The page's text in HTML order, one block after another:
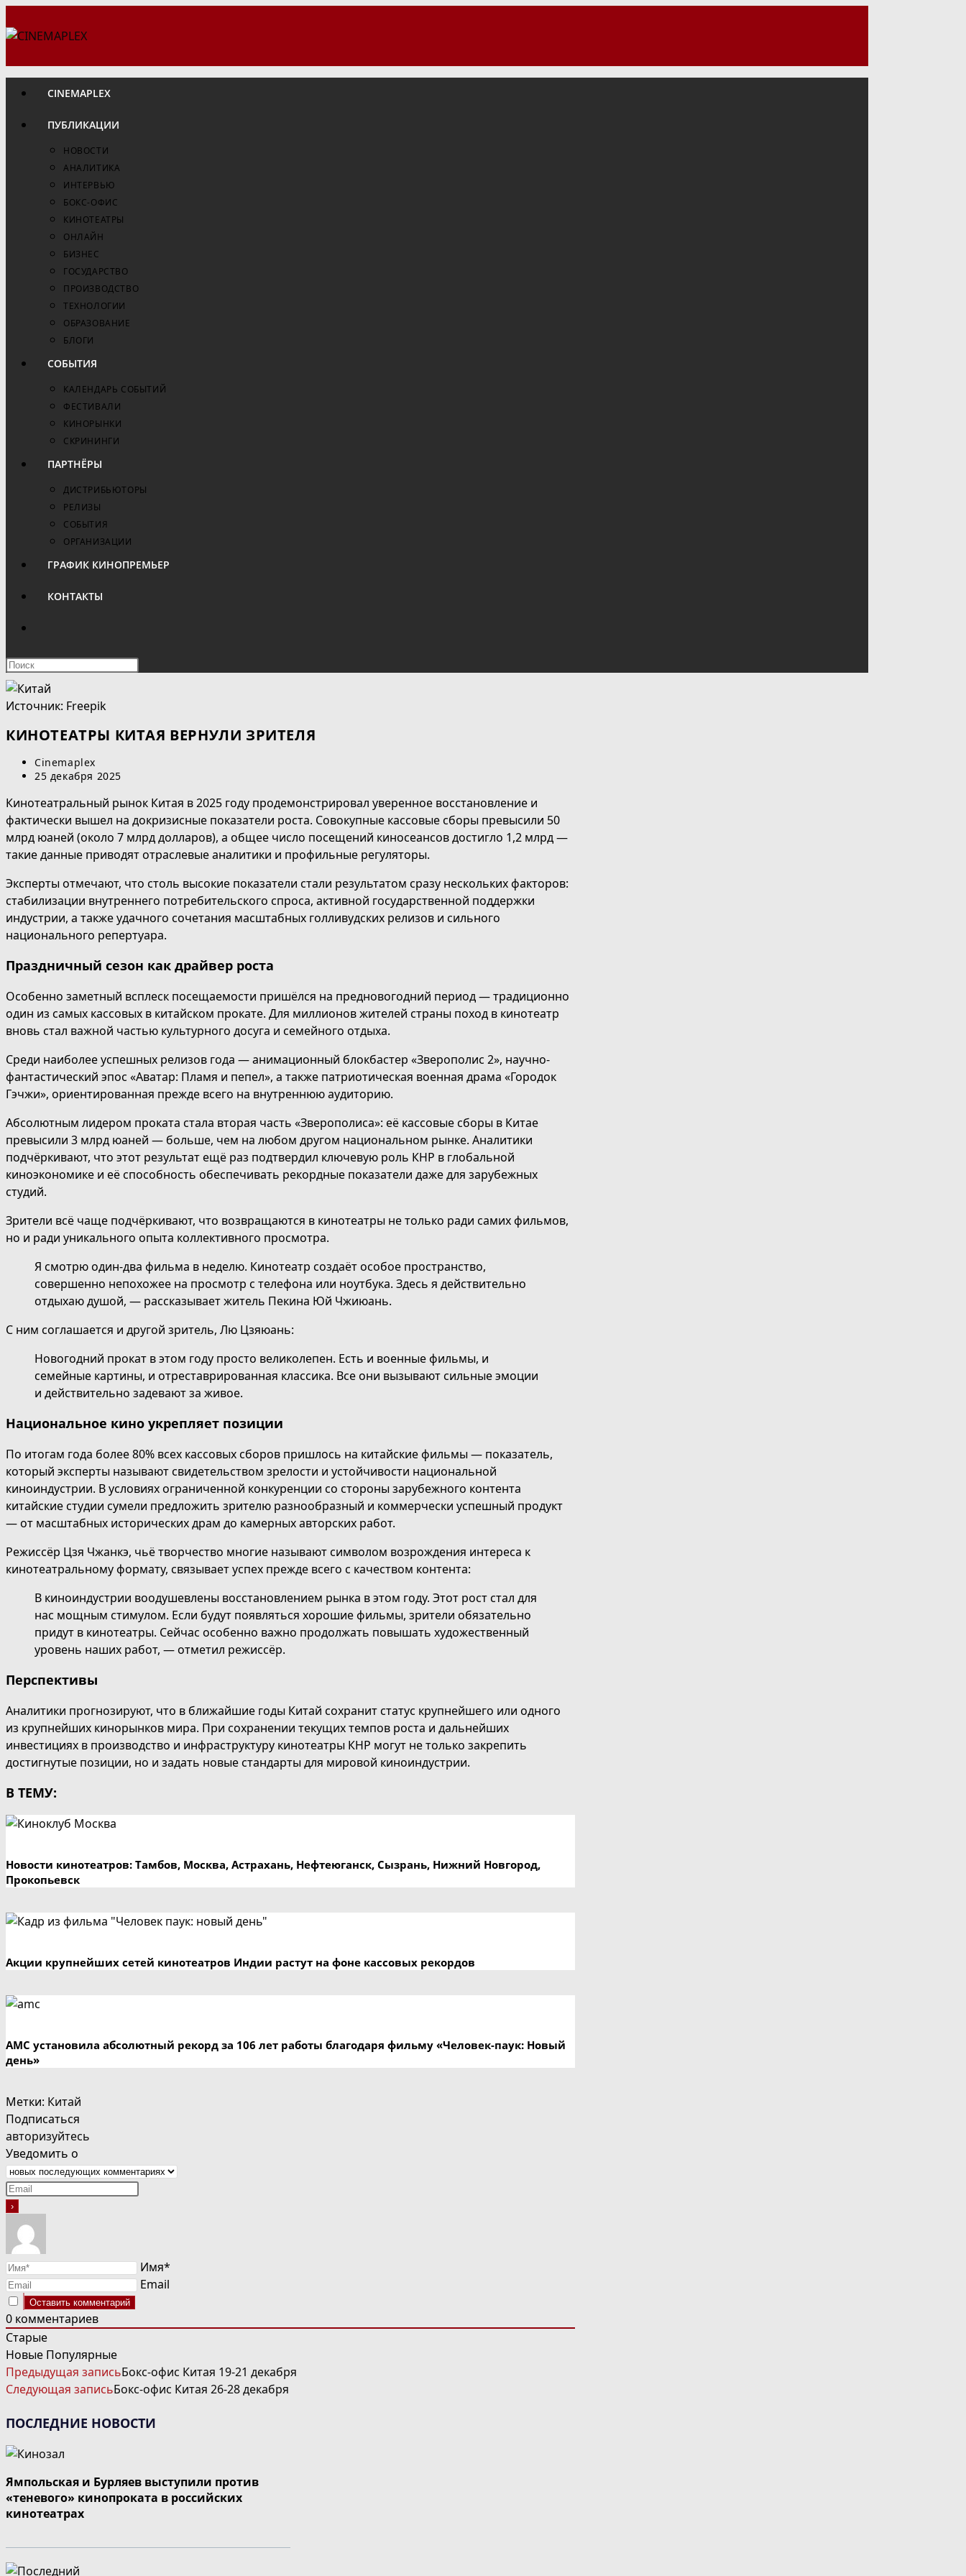
к
CINEMAPLEX
ПУБЛИКАЦИИ
НОВОСТИ
АНАЛИТИКА
ИНТЕРВЬЮ
БОКС-ОФИС
КИНОТЕАТРЫ
ОНЛАЙН
БИЗНЕС
ГОСУДАРСТВО
ПРОИЗВОДСТВО
ТЕХНОЛОГИИ
ОБРАЗОВАНИЕ
БЛОГИ
СОБЫТИЯ
КАЛЕНДАРЬ СОБЫТИЙ
ФЕСТИВАЛИ
КИНОРЫНКИ
СКРИНИНГИ
ПАРТНЁРЫ
ДИСТРИБЬЮТОРЫ
РЕЛИЗЫ
СОБЫТИЯ
ОРГАНИЗАЦИИ
ГРАФИК КИНОПРЕМЬЕР
КОНТАКТЫ
ПОИСК
ПО
Нажмите
закрыть
Источник: Freepik
КИНОТЕАТРЫ КИТАЯ ВЕРНУЛИ ЗРИТЕЛЯ
Автор
записи:
Cinemaplex
Запись
25 декабря 2025
Кинотеатральный рынок Китая в 2025 году продемонстрировал уверенное восстановление и
фактически вышел на докризисные показатели роста. Совокупные кассовые сборы превысили 50
млрд юаней (около 7 млрд долларов), а общее число посещений киносеансов достигло 1,2 млрд —
такие данные приводят отраслевые аналитики и профильные регуляторы.
Эксперты отмечают, что столь высокие показатели стали результатом сразу нескольких факторов:
стабилизации внутреннего потребительского спроса, активной государственной поддержки
индустрии, а также удачного сочетания масштабных голливудских релизов и сильного
национального репертуара.
Праздничный сезон как драйвер роста
Особенно заметный всплеск посещаемости пришёлся на предновогодний период — традиционно
один из самых кассовых в китайском прокате. Для миллионов жителей страны поход в кинотеатр
вновь стал важной частью культурного досуга и семейного отдыха.
Среди наиболее успешных релизов года — анимационный блокбастер «Зверополис 2», научно-
фантастический эпос «Аватар: Пламя и пепел», а также патриотическая военная драма «Городок
Гэчжи», ориентированная прежде всего на внутреннюю аудиторию.
Абсолютным лидером проката стала вторая часть «Зверополиса»: её кассовые сборы в Китае
превысили 3 млрд юаней — больше, чем на любом другом национальном рынке. Аналитики
подчёркивают, что этот результат ещё раз подтвердил ключевую роль КНР в глобальной
киноэкономике и её способность обеспечивать рекордные показатели даже для зарубежных
студий.
Зрители всё чаще подчёркивают, что возвращаются в кинотеатры не только ради самих фильмов,
но и ради уникального опыта коллективного просмотра.
Я смотрю один-два фильма в неделю. Кинотеатр создаёт особое пространство,
совершенно непохожее на просмотр с телефона или ноутбука. Здесь я действительно
отдыхаю душой, — рассказывает житель Пекина Юй Чжиюань.
С ним соглашается и другой зритель, Лю Цзяюань:
Новогодний прокат в этом году просто великолепен. Есть и военные фильмы, и
семейные картины, и отреставрированная классика. Все они вызывают сильные эмоции
и действительно задевают за живое.
Национальное кино укрепляет позиции
По итогам года более 80% всех кассовых сборов пришлось на китайские фильмы — показатель,
который эксперты называют свидетельством зрелости и устойчивости национальной
киноиндустрии. В условиях ограниченной конкуренции со стороны зарубежного контента
китайские студии сумели предложить зрителю разнообразный и коммерчески успешный продукт
— от масштабных исторических драм до камерных авторских работ.
Режиссёр Цзя Чжанкэ, чьё творчество многие называют символом возрождения интереса к
кинотеатральному формату, связывает успех прежде всего с качеством контента:
В киноиндустрии воодушевлены восстановлением рынка в этом году. Этот рост стал для
нас мощным стимулом. Если будут появляться хорошие фильмы, зрители обязательно
придут в кинотеатры. Сейчас особенно важно продолжать повышать художественный
уровень наших работ, — отметил режиссёр.
Перспективы
Аналитики прогнозируют, что в ближайшие годы Китай сохранит статус крупнейшего или одного
из крупнейших кинорынков мира. При сохранении текущих темпов роста и дальнейших
инвестициях в производство и инфраструктуру кинотеатры КНР могут не только закрепить
достигнутые позиции, но и задать новые стандарты для мировой киноиндустрии.
В ТЕМУ:
Новости кинотеатров: Тамбов, Москва, Астрахань, Нефтеюганск, Сызрань, Нижний Новгород,
Прокопьевск
Акции крупнейших сетей кинотеатров Индии растут на фоне кассовых рекордов
AMC установила абсолютный рекорд за 106 лет работы благодаря фильму «Человек-паук: Новый
день»
Метки: Китай
Подписаться
авторизуйтесь
Уведомить о
Имя*
Email
0 комментариев
Старые
Новые Популярные
ЧИТАТЬ
ДАЛЕЕ
СТАТЬИ
Предыдущая записьБокс-офис Китая 19-21 декабря
Следующая записьБокс-офис Китая 26-28 декабря
ПОСЛЕДНИЕ НОВОСТИ
Ямпольская и Бурляев выступили против
«теневого» кинопроката в российских
кинотеатрах